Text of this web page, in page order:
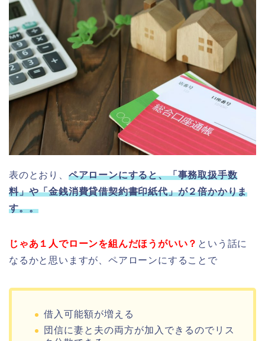
表のとおり、 ペアローンにすると、「事務取扱手数
料」や「金銭消費貸借契約書印紙代」が２倍かかりま
す。。
じゃあ１人でローンを組んだほうがいい？ という話に
なるかと思いますが、ペアローンにすることで
借入可能額が増える
団信に妻と夫の両方が加入できるのでリス